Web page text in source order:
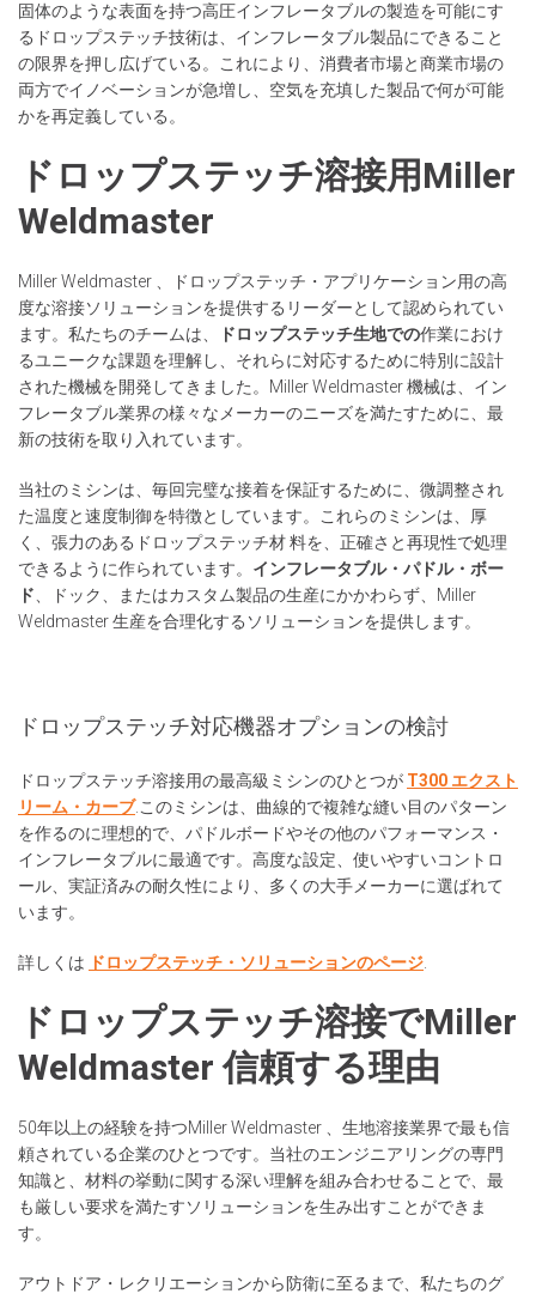
固体のような表面を持つ高圧インフレータブルの製造を可能にす
るドロップステッチ技術は、インフレータブル製品にできること
の限界を押し広げている。これにより、消費者市場と商業市場の
両方でイノベーションが急増し、空気を充填した製品で何が可能
かを再定義している。
ドロップステッチ溶接用Miller
Weldmaster
Miller Weldmaster 、ドロップステッチ・アプリケーション用の高
度な溶接ソリューションを提供するリーダーとして認められてい
ます。私たちのチームは、
ドロップステッチ生地での作業におけ
るユニークな課題を理解し、それらに対応するために特別に設計
された機械を開発してきました。Miller Weldmaster 機械は、イン
フレータブル業界の様々なメーカーのニーズを満たすために、最
新の技術を取り入れています。
当社のミシンは、毎回完璧な接着を保証するために、微調整され
た温度と速度制御を特徴としています。これらのミシンは、厚
く、張力のあるドロップステッチ材 料を、正確さと再現性で処理
できるように作られています。 インフレータブル・パドル・ボー
ド 、ドック、またはカスタム製品の生産にかかわらず、Miller
Weldmaster 生産を合理化するソリューションを提供します。
ドロップステッチ対応機器オプションの検討
ドロップステッチ溶接用の最高級ミシンのひとつが T300 エクスト
リーム・カーブ.このミシンは、曲線的で複雑な縫い目のパターン
を作るのに理想的で、パドルボードやその他のパフォーマンス・
インフレータブルに最適です。高度な設定、使いやすいコントロ
ール、実証済みの耐久性により、多くの大手メーカーに選ばれて
います。
詳しくは ドロップステッチ・ソリューションのページ
ドロップステッチ溶接でMiller
Weldmaster 信頼する理由
50年以上の経験を持つMiller Weldmaster 、生地溶接業界で最も信
頼されている企業のひとつです。当社のエンジニアリングの専門
知識と、材料の挙動に関する深い理解を組み合わせることで、最
も厳しい要求を満たすソリューションを生み出すことができま
す。
アウトドア・レクリエーションから防衛に至るまで、私たちのグ